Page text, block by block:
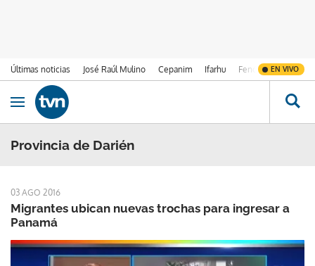
Últimas noticias José Raúl Mulino Cepanim Ifarhu Fenómeno de El
EN VIVO
Ir al contenido
Obrir navegació
Provincia de Darién
03 AGO 2016
Migrantes ubican nuevas trochas para ingresar a
Panamá